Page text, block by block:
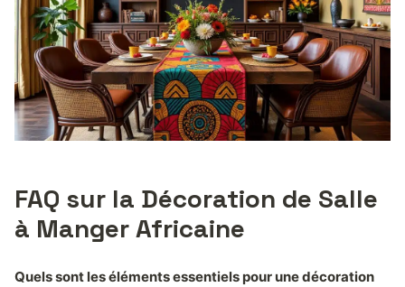
FAQ sur la Décoration de Salle
à Manger Africaine
Quels sont les éléments essentiels pour une décoration